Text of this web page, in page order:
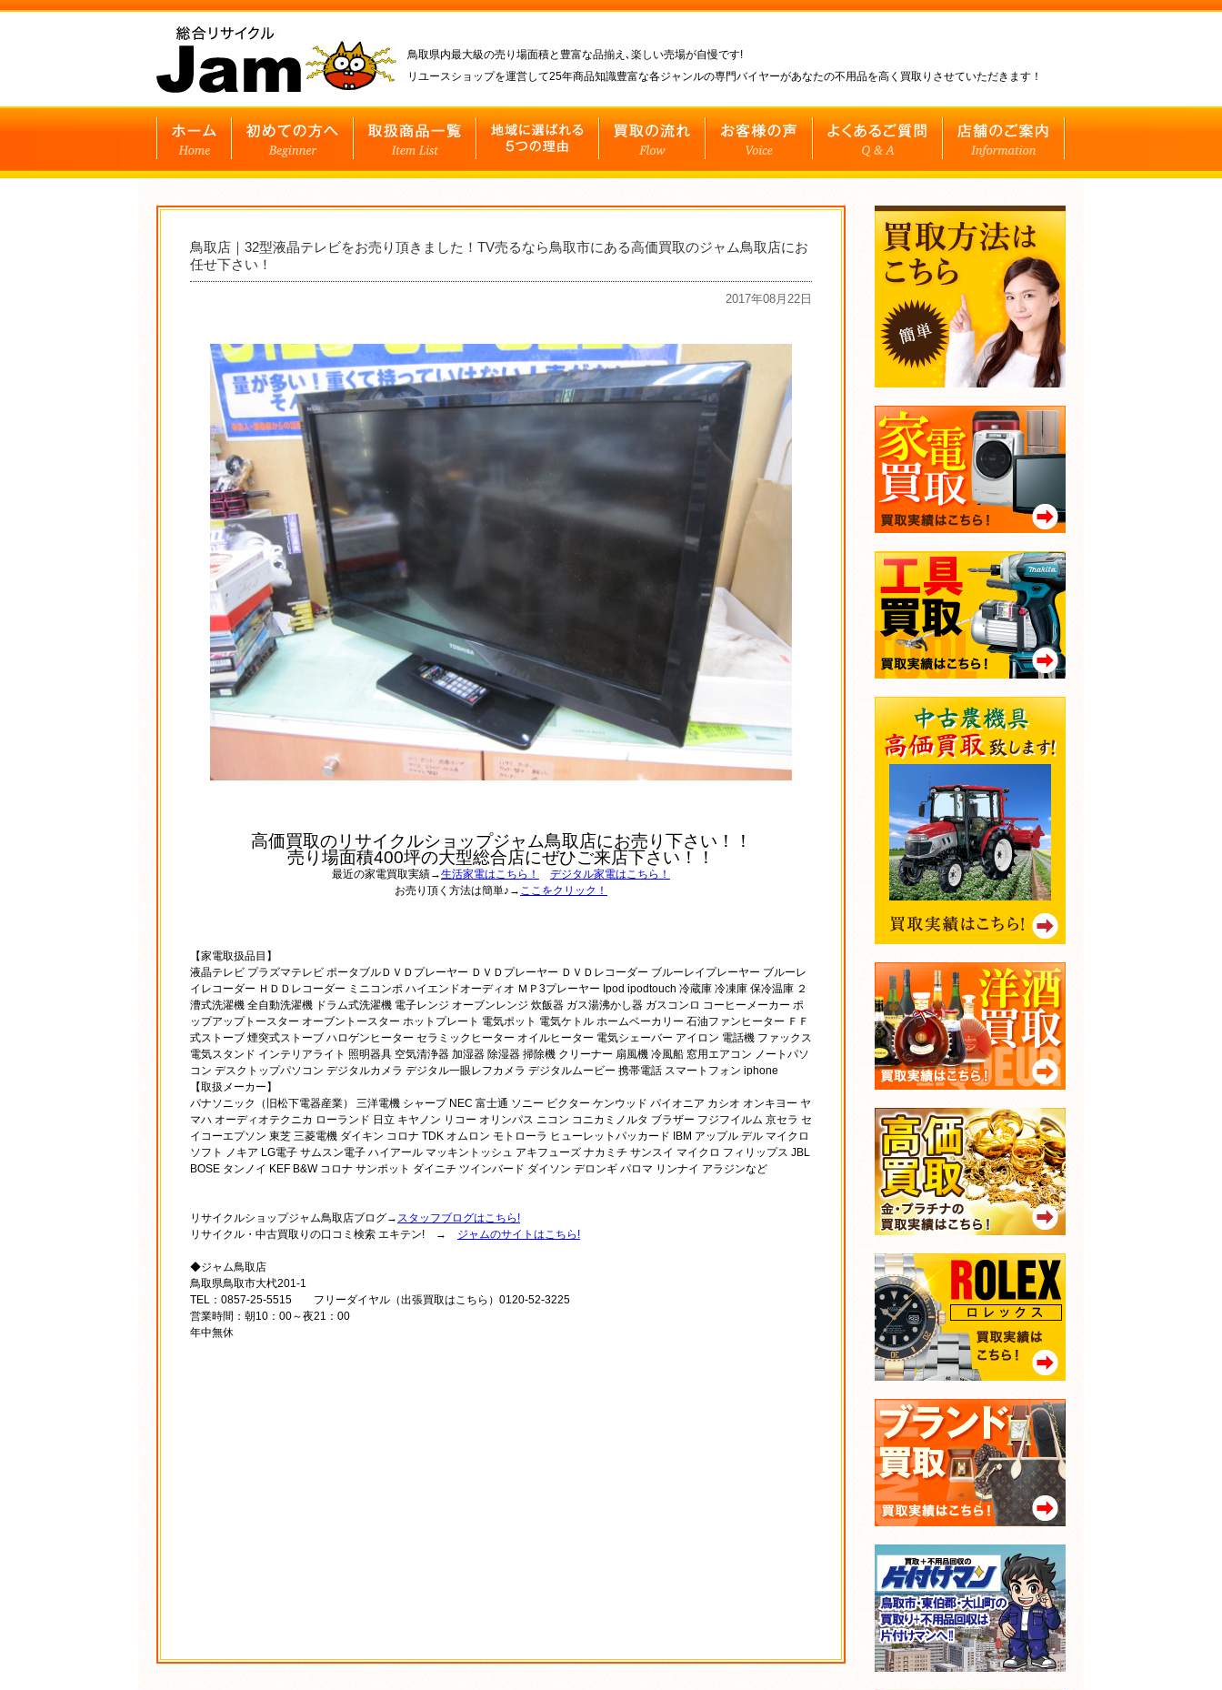
鳥取県内最大級の売り場面積と豊富な品揃え､楽しい売場が自慢です!
リユースショップを運営して25年商品知識豊富な各ジャンルの専門バイヤーがあなたの不用品を高く買取りさせていただきます！
鳥取店｜32型液晶テレビをお売り頂きました！TV売るなら鳥取市にある高価買取のジャム鳥取店にお
任せ下さい！
2017年08月22日
高価買取のリサイクルショップジャム鳥取店にお売り下さい！！
売り場面積400坪の大型総合店にぜひご来店下さい！！
最近の家電買取実績→生活家電はこちら！
デジタル家電はこちら！
お売り頂く方法は簡単♪→ ここをクリック！
【家電取扱品目】
液晶テレビ プラズマテレビ ポータブルＤＶＤプレーヤー ＤＶＤプレーヤー ＤＶＤレコーダー ブルーレイプレーヤー ブルーレ
イレコーダー ＨＤＤレコーダー ミニコンポ ハイエンドオーディオ ＭＰ3プレーヤー Ipod ipodtouch 冷蔵庫 冷凍庫 保冷温庫 ２
漕式洗濯機 全自動洗濯機 ドラム式洗濯機 電子レンジ オーブンレンジ 炊飯器 ガス湯沸かし器 ガスコンロ コーヒーメーカー ポ
ップアップトースター オーブントースター ホットプレート 電気ポット 電気ケトル ホームベーカリー 石油ファンヒーター ＦＦ
式ストーブ 煙突式ストーブ ハロゲンヒーター セラミックヒーター オイルヒーター 電気シェーバー アイロン 電話機 ファックス
電気スタンド インテリアライト 照明器具 空気清浄器 加湿器 除湿器 掃除機 クリーナー 扇風機 冷風船 窓用エアコン ノートパソ
コン デスクトップパソコン デジタルカメラ デジタル一眼レフカメラ デジタルムービー 携帯電話 スマートフォン iphone
【取扱メーカー】
パナソニック（旧松下電器産業） 三洋電機 シャープ NEC 富士通 ソニー ビクター ケンウッド パイオニア カシオ オンキヨー ヤ
マハ オーディオテクニカ ローランド 日立 キヤノン リコー オリンパス ニコン コニカミノルタ ブラザー フジフイルム 京セラ セ
イコーエプソン 東芝 三菱電機 ダイキン コロナ TDK オムロン モトローラ ヒューレットパッカード IBM アップル デル マイクロ
ソフト ノキア LG電子 サムスン電子 ハイアール マッキントッシュ アキフューズ ナカミチ サンスイ マイクロ フィリップス JBL
BOSE タンノイ KEF B&W コロナ サンポット ダイニチ ツインバード ダイソン デロンギ パロマ リンナイ アラジンなど
リサイクルショップジャム鳥取店ブログ→ スタッフブログはこちら!
リサイクル・中古買取りの口コミ検索 エキテン! → ジャムのサイトはこちら!
◆ジャム鳥取店
鳥取県鳥取市大杙201-1
TEL：0857-25-5515 フリーダイヤル（出張買取はこちら）0120-52-3225
営業時間：朝10：00～夜21：00
年中無休